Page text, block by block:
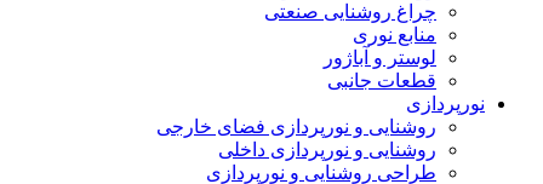
چراغ روشنایی صنعتی
منابع نوری
لوستر و آباژور
قطعات جانبی
روشنایی و نورپردازی فضای خارجی
روشنایی و نورپردازی داخلی
طراحی روشنایی و نورپردازی